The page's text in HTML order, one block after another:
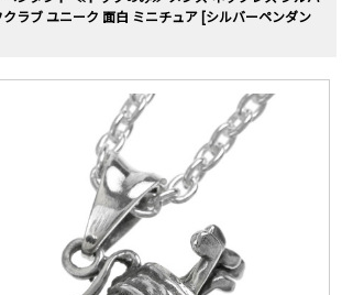
ラブ ユニーク 面白 ミニチュア [シルバーペンダン